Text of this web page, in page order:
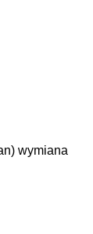
wymiana